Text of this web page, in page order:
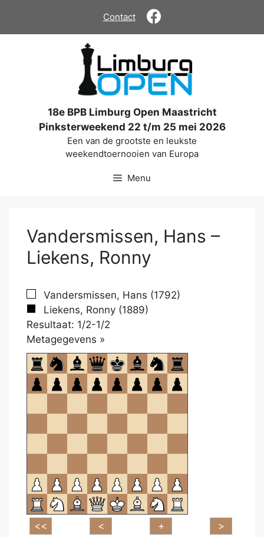
de
Contact
18e BPB Limburg Open Maastricht
Pinksterweekend 22 t/m 25 mei 2026
Een van de grootste en leukste
weekendtoernooien van Europa
Menu
Vandersmissen, Hans –
Liekens, Ronny
Vandersmissen, Hans (1792)
Liekens, Ronny (1889)
Resultaat: 1/2-1/2
Metagegevens »
om
te
openen.